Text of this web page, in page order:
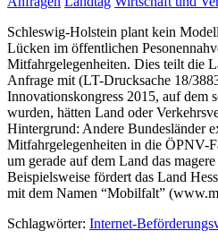
Schleswig-Holstein plant kein
Lücken im öffentlichen
Mitfahrgelegenheiten. Dies teilt die
Anfrage mit (LT-Drucksache 18/
Innovationskongress 2015, auf dem
wurden, hätten Land oder
Hintergrund: Andere Bundesländer
Mitfahrgelegenheiten in die ÖPNV-
um gerade auf dem Land das
Beispielsweise fördert das Land
mit dem Namen “Mobilfalt”
Schlagwörter: Internet-